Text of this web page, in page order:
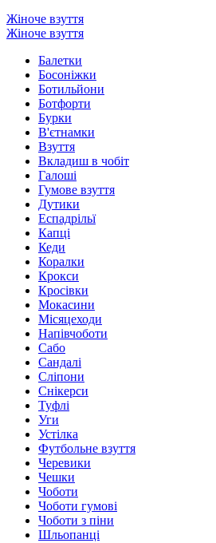
Жіноче взуття
Жіноче взуття
Балетки
Босоніжки
Ботильйони
Ботфорти
Бурки
В'єтнамки
Взуття
Вкладиш в чобіт
Галоші
Гумове взуття
Дутики
Еспадрільї
Капці
Кеди
Коралки
Крокси
Кросівки
Мокасини
Місяцеходи
Напівчоботи
Сабо
Сандалі
Сліпони
Снікерси
Туфлі
Уги
Устілка
Футбольне взуття
Черевики
Чешки
Чоботи
Чоботи гумові
Чоботи з піни
Шльопанці